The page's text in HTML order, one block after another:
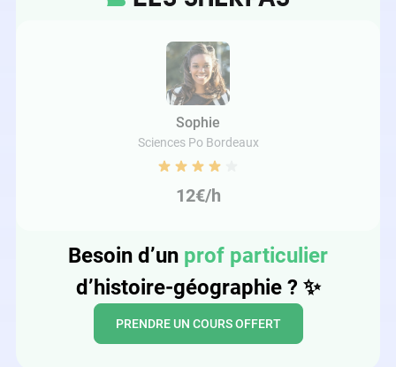
Sophie
Sciences Po Bordeaux
12€/h
Besoin d’un prof particulier
d’histoire-géographie ? ✨
PRENDRE UN COURS OFFERT